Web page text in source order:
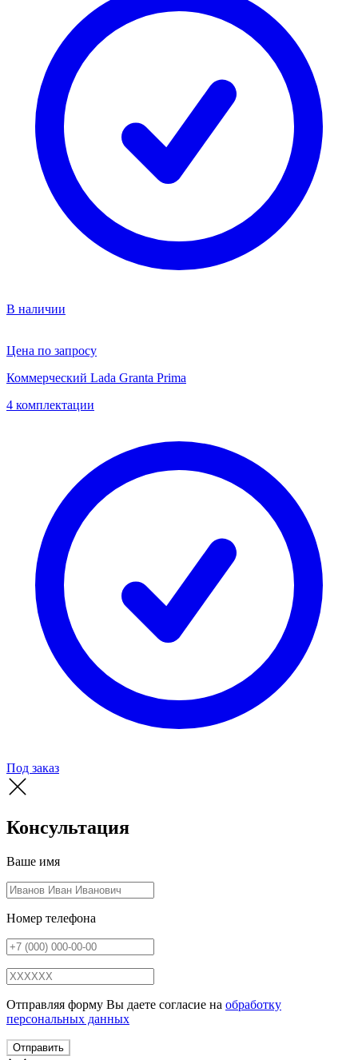
В наличии
Цена по запросу
Коммерческий Lada Granta Prima
4 комплектации
Под заказ
Консультация
Ваше имя
Номер телефона
Отправляя форму Вы даете согласие на обработку
персональных данных
Отправить